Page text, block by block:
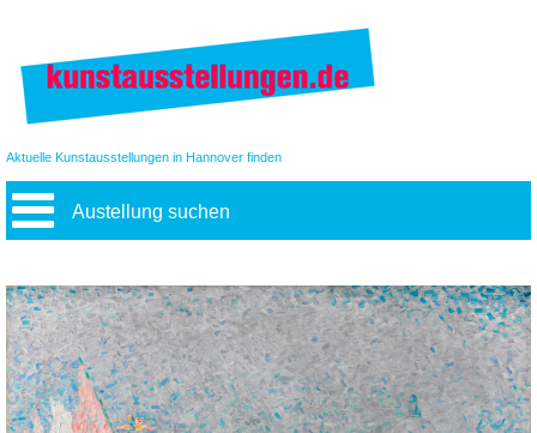
Aktuelle Kunstausstellungen in Hannover finden
Austellung suchen